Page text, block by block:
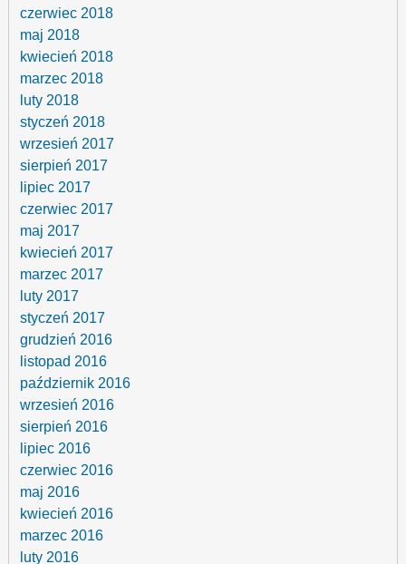
czerwiec 2018
maj 2018
kwiecień 2018
marzec 2018
luty 2018
styczeń 2018
wrzesień 2017
sierpień 2017
lipiec 2017
czerwiec 2017
maj 2017
kwiecień 2017
marzec 2017
luty 2017
styczeń 2017
grudzień 2016
listopad 2016
październik 2016
wrzesień 2016
sierpień 2016
lipiec 2016
czerwiec 2016
maj 2016
kwiecień 2016
marzec 2016
luty 2016